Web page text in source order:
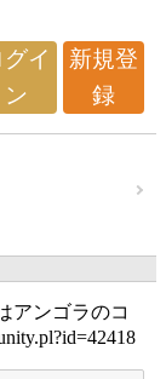
グイ
ン
新規登
録
アンゴラのコ